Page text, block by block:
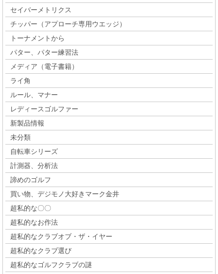
セイバーメトリクス
チッパー（アプローチ専用ウエッジ）
トーナメントから
パター、パター練習法
メディア（電子書籍）
ライ角
ルール、マナー
レディースゴルファー
新製品情報
未分類
自転車シリーズ
計測器、分析法
諦めのゴルフ
買い物、デジモノ大好きマーク金井
超私的な〇〇
超私的なお作法
超私的なクラブオブ・ザ・イヤー
超私的なクラブ選び
超私的なゴルフクラブの謎